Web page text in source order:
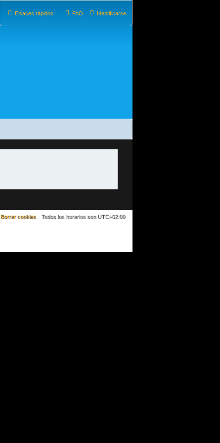
Enlaces rápidos Identificarse
FAQ
Todos los horarios son UTC+02:00
Borrar cookies